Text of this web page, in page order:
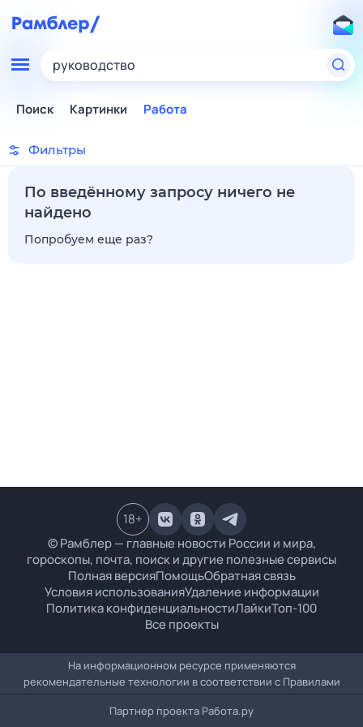
руководство
Поиск Картинки Работа
Фильтры
По введённому запросу ничего не
найдено
Попробуем еще раз?
© Рамблер — главные новости России и мира,
гороскопы, почта, поиск и другие полезные сервисы
Полная версияПомощьОбратная связь
Условия использованияУдаление информации
Политика конфиденциальностиЛайкиТоп-100
Все проекты
18+
На информационном ресурсе применяются
рекомендательные технологии в соответствии с Правилами
Партнер проекта Работа.ру